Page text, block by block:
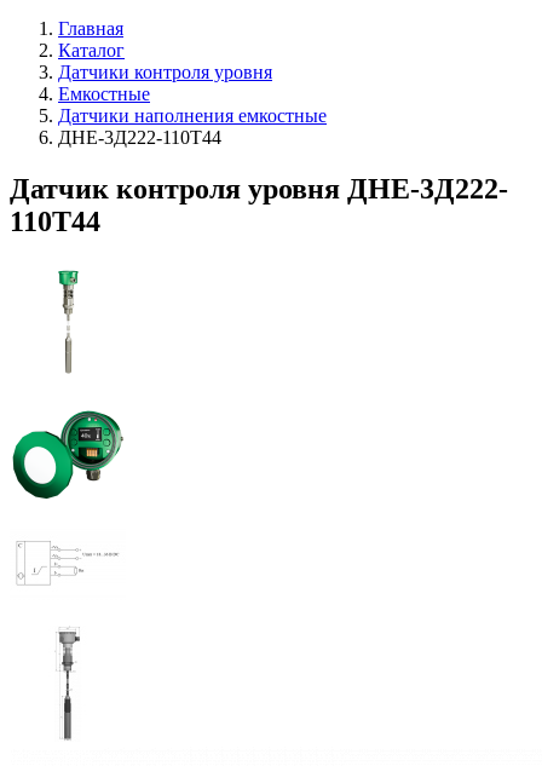
Главная
Каталог
Датчики контроля уровня
Емкостные
Датчики наполнения емкостные
ДНЕ-3Д222-110Т44
Датчик контроля уровня ДНЕ-3Д222-
110Т44